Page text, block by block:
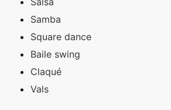
Samba
Square dance
Baile swing
Claqué
Vals